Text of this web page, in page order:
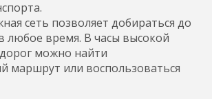
сеть позволяет добираться до
любое время. В часы высокой
можно найти
маршрут или воспользоваться